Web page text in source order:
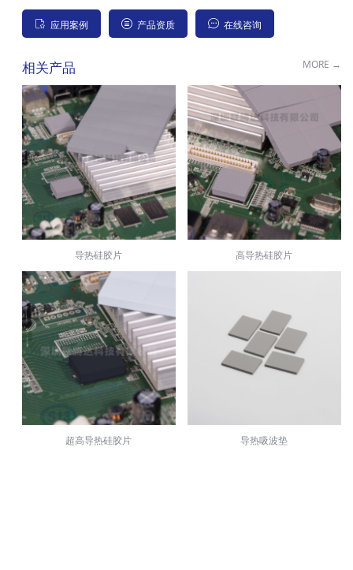
 应用案例  产品资质  在线咨询
MORE →
相关产品
导热硅胶片 高导热硅胶片
超高导热硅胶片 导热吸波垫
 应用案例
相关产品
双组份导热填缝剂（凝胶）
 应用案例  在线咨询
MORE →
相关产品
LT240氧化铝导热陶瓷片 LT1800氮化铝导热陶瓷片
 应用案例
相关产品
LCV导热矽胶片（布）
MORE →
相关产品